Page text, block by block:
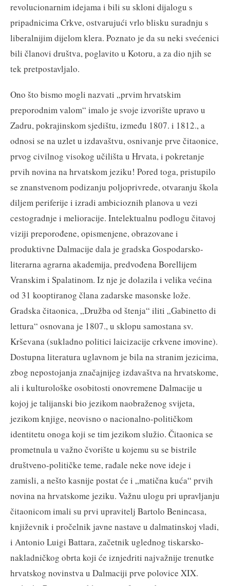
revolucionarnim idejama i bili su skloni dijalogu s
pripadnicima Crkve, ostvarujući vrlo blisku suradnju s
liberalnijim dijelom klera. Poznato je da su neki svećenici
bili članovi društva, poglavito u Kotoru, a za dio njih se
tek pretpostavljalo.
Ono što bismo mogli nazvati „prvim hrvatskim
preporodnim valom“ imalo je svoje izvorište upravo u
Zadru, pokrajinskom sjedištu, između 1807. i 1812., a
odnosi se na uzlet u izdavaštvu, osnivanje prve čitaonice,
prvog civilnog visokog učilišta u Hrvata, i pokretanje
prvih novina na hrvatskom jeziku! Pored toga, pristupilo
se znanstvenom podizanju poljoprivrede, otvaranju škola
diljem periferije i izradi ambicioznih planova u vezi
cestogradnje i melioracije. Intelektualnu podlogu čitavoj
viziji preporođene, opismenjene, obrazovane i
produktivne Dalmacije dala je gradska Gospodarsko-
literarna agrarna akademija, predvođena Borellijem
Vranskim i Spalatinom. Iz nje je dolazila i velika većina
od 31 kooptiranog člana zadarske masonske lože.
Gradska čitaonica, „Družba od štenja“ iliti „Gabinetto di
lettura“ osnovana je 1807., u sklopu samostana sv.
Krševana (sukladno politici laicizacije crkvene imovine).
Dostupna literatura uglavnom je bila na stranim jezicima,
zbog nepostojanja značajnijeg izdavaštva na hrvatskome,
ali i kulturološke osobitosti onovremene Dalmacije u
kojoj je talijanski bio jezikom naobraženog svijeta,
jezikom knjige, neovisno o nacionalno-političkom
identitetu onoga koji se tim jezikom služio. Čitaonica se
prometnula u važno čvorište u kojemu su se bistrile
društveno-političke teme, rađale neke nove ideje i
zamisli, a nešto kasnije postat će i „matična kuća“ prvih
novina na hrvatskome jeziku. Važnu ulogu pri upravljanju
čitaonicom imali su prvi upravitelj Bartolo Benincasa,
književnik i pročelnik javne nastave u dalmatinskoj vladi,
i Antonio Luigi Battara, začetnik uglednog tiskarsko-
nakladničkog obrta koji će iznjedriti najvažnije trenutke
hrvatskog novinstva u Dalmaciji prve polovice XIX.